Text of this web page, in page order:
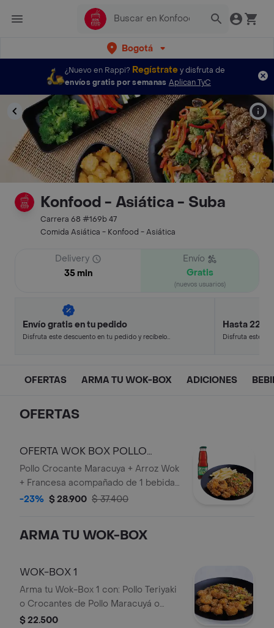
Bogotá
¿Nuevo en Rappi? Regístratey disfruta de
envíos gratis por semanas Aplican TyC
Konfood - Asiática - Suba
Carrera 68 #169b 47
Comida Asiática - Konfood - Asiática
Delivery
35 min
Envío
Gratis
(nuevos usuarios)
Envío gratis en tu pedido
Disfruta este descuento en tu pedido y recíbelo
Hasta 22%
Disfruta este
OFERTAS ARMA TU WOK-BOX ADICIONES
OFERTAS
OFERTA WOK BOX POLLO
CROCANTE MARACUYA
Pollo Crocante Maracuya + Arroz Wok
+ Francesa acompañado de 1 bebida
personal en botella.
-23% $ 28.900 $ 37.400
ARMA TU WOK-BOX
WOK-BOX 1
Arma tu Wok-Box 1 con: Pollo Teriyaki
o Crocantes de Pollo Maracuyá o
Cerdo Agridulce + 1 Acompañamiento
$ 22.500